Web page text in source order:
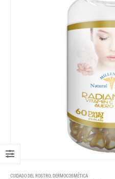
CUIDADO DEL ROSTRO DERMOCOSMÉTICA